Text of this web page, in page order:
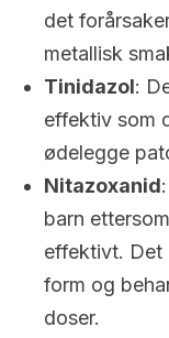
det
metallisk
Tinidazol:
effektiv som
ødelegge
Nitazoxanid
barn
effektivt. Det
form og
doser.